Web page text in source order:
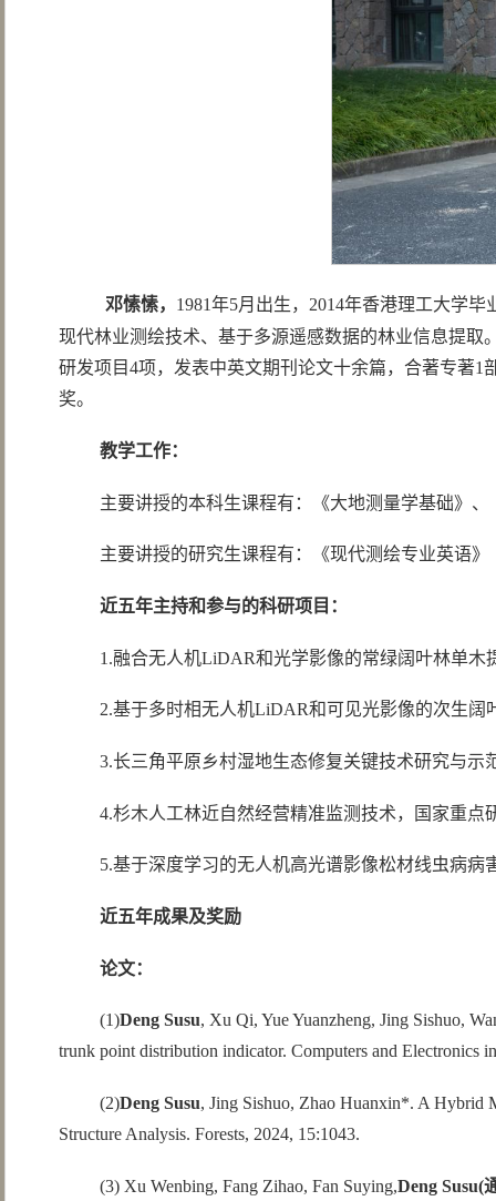
邓愫愫， 1981年5月出生，2014年香港理工大学
现代林业测绘技术、基于多源遥感数据的林业信息提
研发项目4项，发表中英文期刊论文十余篇，合著专著
奖。
教学工作：
主要讲授的本科生课程有：《大地测量学基础》
主要讲授的研究生课程有：《现代测绘专业英语》
近五年主持和参与的科研项目：
1.融合无人机LiDAR和光学影像的常绿阔叶林单木
2.基于多时相无人机LiDAR和可见光影像的次生阔
3.长三角平原乡村湿地生态修复关键技术研究与示
4.杉木人工林近自然经营精准监测技术，国家重点
5.基于深度学习的无人机高光谱影像松材线虫病病
近五年成果及奖励
论文：
(1)Deng Susu, Xu Qi, Yue Yuanzheng, Jing Sishuo,
trunk point distribution indicator. Computers and Electronics
(2)Deng Susu, Jing Sishuo, Zhao Huanxin*. A Hybrid
Structure Analysis. Forests, 2024, 15:1043.
(3) Xu Wenbing, Fang Zihao, Fan Suying,Deng Susu(